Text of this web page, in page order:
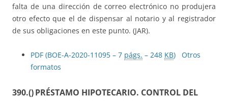
falta de una dirección de correo electrónico no produjera
otro efecto que el de dispensar al notario y al registrador
de sus obligaciones en este punto. (JAR).
PDF (BOE-A-2020-11095 – 7 págs. – 248 KB)
Otros
formatos
390.()PRÉSTAMO HIPOTECARIO. CONTROL DEL